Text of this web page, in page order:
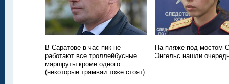
В Саратове в час пик не
работают все троллейбусные
маршруты кроме одного
(некоторые трамваи тоже стоят)
На пляже под мостом
Энгельс нашли